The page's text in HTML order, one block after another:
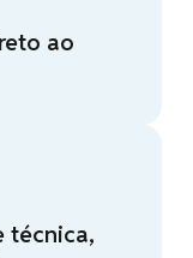
ao
técnica,